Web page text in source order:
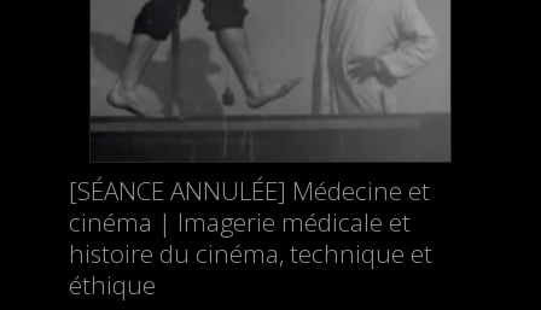
[SÉANCE ANNULÉE] Médecine et
cinéma | Imagerie médicale et
histoire du cinéma, technique et
éthique